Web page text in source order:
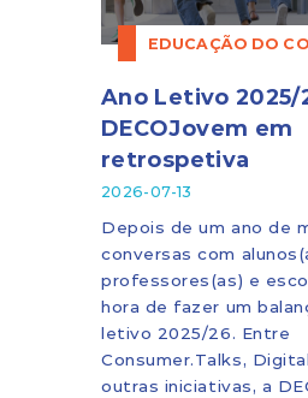
EDUCAÇÃO DO
Ano Letivo 2025/
DECOJovem em
retrospetiva
2026-07-13
Depois de um ano de
conversas com
professores(as) e
hora de fazer um
letivo 2025/26. Entre
Consumer.Talks,
outras iniciativas, a